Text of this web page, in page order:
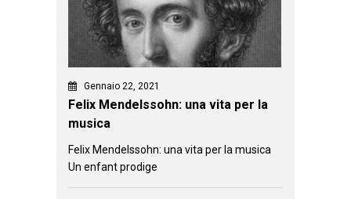
Gennaio 22, 2021
Felix Mendelssohn: una vita per la
musica
Felix Mendelssohn: una vita per la musica
Un enfant prodige